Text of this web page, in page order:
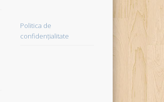
Politica de
confidențialitate